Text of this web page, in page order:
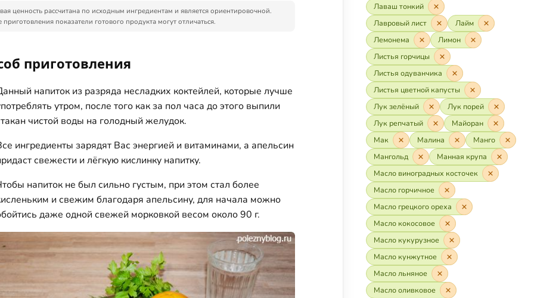
ценность рассчитана по исходным ингредиентам и является ориентировочной.
приготовления показатели готового продукта могут отличаться.
приготовления
напиток из разряда несладких коктейлей, которые лучше
утром, после того как за пол часа до этого выпили
чистой воды на голодный желудок.
ингредиенты зарядят Вас энергией и витаминами, а апельсин
свежести и лёгкую кислинку напитку.
напиток не был сильно густым, при этом стал более
и свежим благодаря апельсину, для начала можно
даже одной свежей морковкой весом около 90 г.
Лаваш тонкий
Лавровый лист
Лайм
Лемонема
Лимон
Листья горчицы
Листья одуванчика
Листья цветной капусты
Лук зелёный
Лук порей
Лук репчатый
Майоран
Мак
Малина
Манго
Мангольд
Манная крупа
Масло виноградных косточек
Масло горчичное
Масло грецкого ореха
Масло кокосовое
Масло кукурузное
Масло кунжутное
Масло льняное
Масло оливковое